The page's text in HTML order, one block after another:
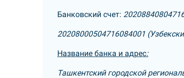
Банковский счет:
20208000504716084001
Название банка и адрес:
Ташкентский городской